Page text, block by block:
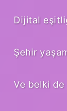
Dijital
Şehir
Ve belki de